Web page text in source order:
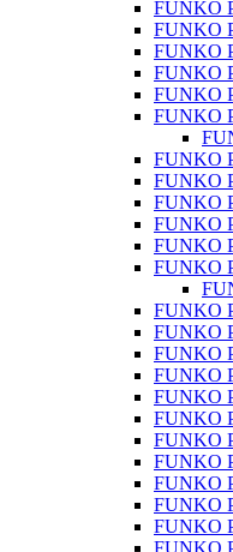
FUNKO
FUNKO
FUNKO
FUNKO
FUNKO
FUNKO
FUNKO
FUNKO
FUNKO
FUNKO
FUNKO
FUNKO
FUNKO
FUNKO
FUNKO
FUNKO
FUNKO
FUNKO
FUNKO
FUNKO
FUNKO
FUNKO
FUNKO
FUNKO